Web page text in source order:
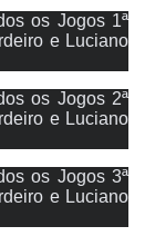
os Jogos 1ª
e Luciano
os Jogos 2ª
e Luciano
os Jogos 3ª
e Luciano